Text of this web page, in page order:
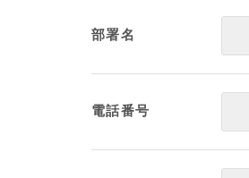
部署名
電話番号